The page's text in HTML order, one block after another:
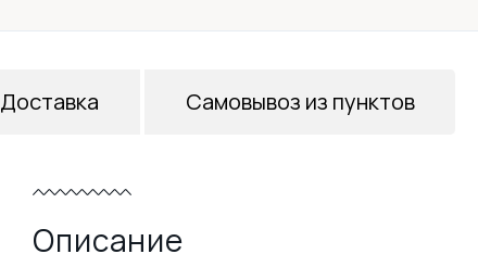
Описание
Доставка Самовывоз из пунктов